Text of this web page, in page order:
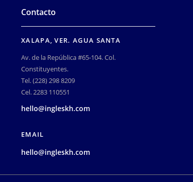
Contacto
XALAPA, VER. AGUA SANTA
Av. de la República #65-104. Col.
Constituyentes.
Tel. (228) 298 8209
Cel. 2283 110551
hello@ingleskh.com
EMAIL
hello@ingleskh.com